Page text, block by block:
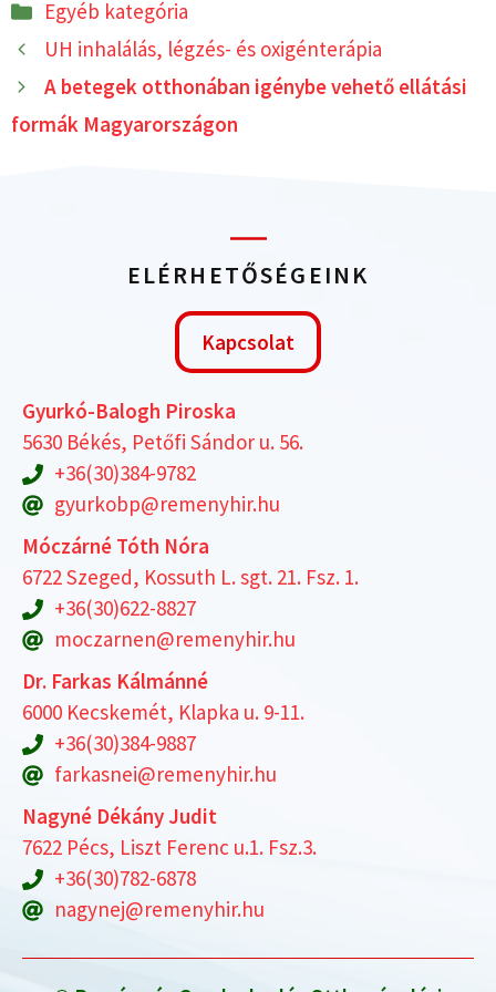
e
b
o
o
k
i w
t
e
r
)
A
p
p
Kategória
Egyéb kategória
UH inhalálás, légzés- és oxigénterápia
A betegek otthonában igénybe vehető ellátási
formák Magyarországon
Kapcsolat
ELÉRHETŐSÉGEINK
Gyurkó-Balogh Piroska
5630 Békés, Petőfi Sándor u. 56.
+36(30)384-9782
gyurkobp@remenyhir.hu
Móczárné Tóth Nóra
6722 Szeged, Kossuth L. sgt. 21. Fsz. 1.
+36(30)622-8827
moczarnen@remenyhir.hu
Dr. Farkas Kálmánné
6000 Kecskemét, Klapka u. 9-11.
+36(30)384-9887
farkasnei@remenyhir.hu
Nagyné Dékány Judit
7622 Pécs, Liszt Ferenc u.1. Fsz.3.
+36(30)782-6878
nagynej@remenyhir.hu